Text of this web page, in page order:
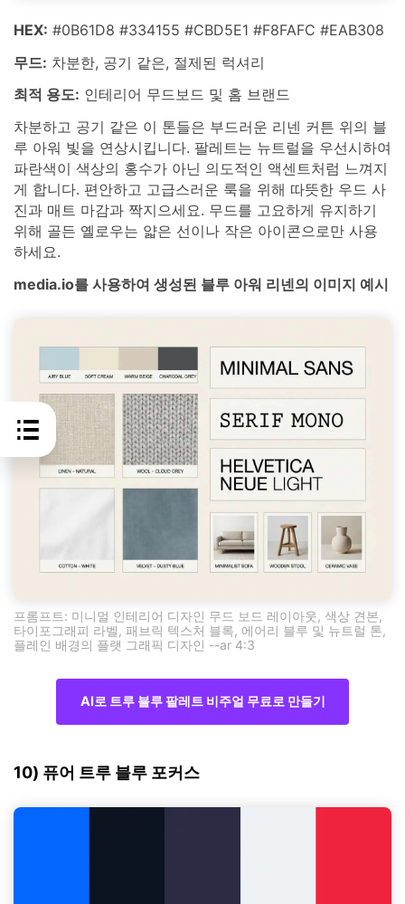
HEX: #0B61D8 #334155 #CBD5E1 #F8FAFC #EAB308
무드: 차분한, 공기 같은, 절제된 럭셔리
최적 용도: 인테리어 무드보드 및 홈 브랜드
차분하고 공기 같은 이 톤들은 부드러운 리넨 커튼 위의 블
루 아워 빛을 연상시킵니다. 팔레트는 뉴트럴을 우선시하여
파란색이 색상의 홍수가 아닌 의도적인 액센트처럼 느껴지
게 합니다. 편안하고 고급스러운 룩을 위해 따뜻한 우드 사
진과 매트 마감과 짝지으세요. 무드를 고요하게 유지하기
위해 골든 옐로우는 얇은 선이나 작은 아이콘으로만 사용
하세요.
media.io를 사용하여 생성된 블루 아워 리넨의 이미지 예시
프롬프트: 미니멀 인테리어 디자인 무드 보드 레이아웃, 색상 견본,
타이포그래피 라벨, 패브릭 텍스처 블록, 에어리 블루 및 뉴트럴 톤,
플레인 배경의 플랫 그래픽 디자인 --ar 4:3
AI로 트루 블루 팔레트 비주얼 무료로 만들기
10) 퓨어 트루 블루 포커스